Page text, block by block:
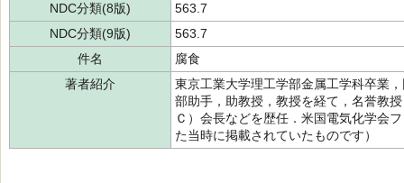
NDC分類(8版)
563.7
NDC分類(9版)
563.7
件名
腐食
著者紹介
東京工業大学理工学部金属工学科卒業
部助手，助教授，教授を経て，名誉教
Ｃ）会長などを歴任．米国電気化学会
た当時に掲載されていたものです）